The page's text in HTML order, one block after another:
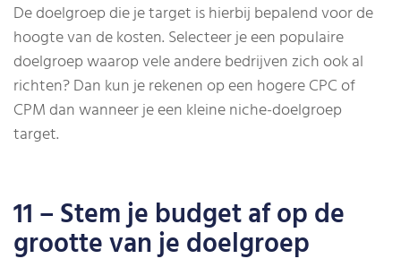
De doelgroep die je target is hierbij bepalend voor de
hoogte van de kosten. Selecteer je een populaire
doelgroep waarop vele andere bedrijven zich ook al
richten? Dan kun je rekenen op een hogere CPC of
CPM dan wanneer je een kleine niche-doelgroep
target.
11 – Stem je budget af op de
grootte van je doelgroep